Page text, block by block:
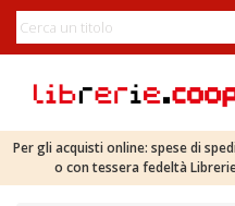
Per gli acquisti online: spese di
o con tessera fedeltà